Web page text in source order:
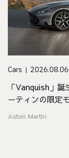
Cars 2026.08.06
「Vanquish」
ーティンの限定
Aston Martin